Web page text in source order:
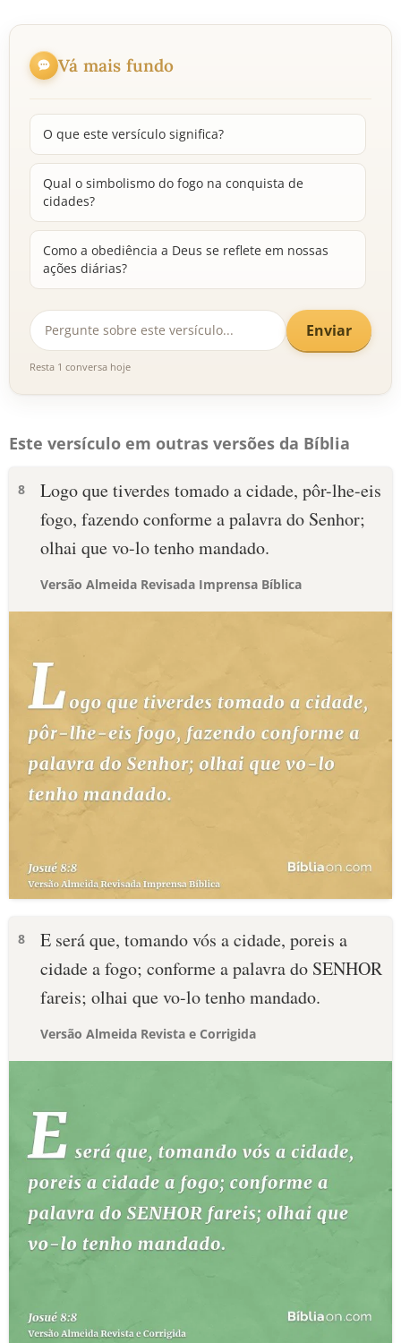
Vá mais fundo
O que este versículo significa?
Qual o simbolismo do fogo na conquista de
cidades?
Como a obediência a Deus se reflete em nossas
ações diárias?
Enviar
Resta 1 conversa hoje
Este versículo em outras versões da Bíblia
8
Logo que tiverdes tomado a cidade, pôr-lhe-eis
fogo, fazendo conforme a palavra do Senhor;
olhai que vo-lo tenho mandado.
Versão Almeida Revisada Imprensa Bíblica
8
E será que, tomando vós a cidade, poreis a
cidade a fogo; conforme a palavra do SENHOR
fareis; olhai que vo-lo tenho mandado.
Versão Almeida Revista e Corrigida